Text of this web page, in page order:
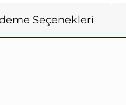
Seçenekleri